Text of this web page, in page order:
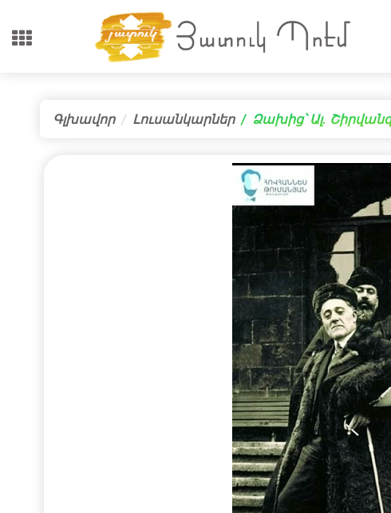
Գլխավոր Լուսանկարներ Ձախից՝ Ալ.